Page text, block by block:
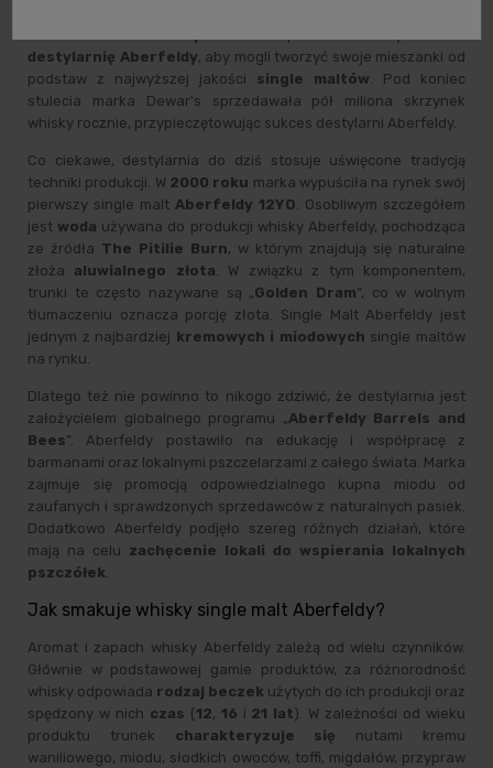
destylarnię Aberfeldy, aby mogli tworzyć swoje mieszanki od
podstaw z najwyższej jakości single maltów. Pod koniec
stulecia marka Dewar's sprzedawała pół miliona skrzynek
whisky rocznie, przypieczętowując sukces destylarni Aberfeldy.
Co ciekawe, destylarnia do dziś stosuje uświęcone tradycją
techniki produkcji. W 2000 roku marka wypuściła na rynek swój
pierwszy single malt Aberfeldy 12YO. Osobliwym szczegółem
jest woda używana do produkcji whisky Aberfeldy, pochodząca
ze źródła The Pitilie Burn, w którym znajdują się naturalne
złoża aluwialnego złota. W związku z tym komponentem,
trunki te często nazywane są „Golden Dram”, co w wolnym
tłumaczeniu oznacza porcję złota. Single Malt Aberfeldy jest
jednym z najbardziej kremowych i miodowych single maltów
na rynku.
Dlatego też nie powinno to nikogo zdziwić, że destylarnia jest
założycielem globalnego programu „Aberfeldy Barrels and
Bees”. Aberfeldy postawiło na edukację i współpracę z
barmanami oraz lokalnymi pszczelarzami z całego świata. Marka
zajmuje się promocją odpowiedzialnego kupna miodu od
zaufanych i sprawdzonych sprzedawców z naturalnych pasiek.
Dodatkowo Aberfeldy podjęło szereg różnych działań, które
mają na celu zachęcenie lokali do wspierania lokalnych
pszczółek.
Jak smakuje whisky single malt Aberfeldy?
Aromat i zapach whisky Aberfeldy zależą od wielu czynników.
Głównie w podstawowej gamie produktów, za różnorodność
whisky odpowiada rodzaj beczek użytych do ich produkcji oraz
spędzony w nich czas (12, 16 i 21 lat). W zależności od wieku
produktu trunek charakteryzuje się nutami kremu
waniliowego, miodu, słodkich owoców, toffi, migdałów, przypraw